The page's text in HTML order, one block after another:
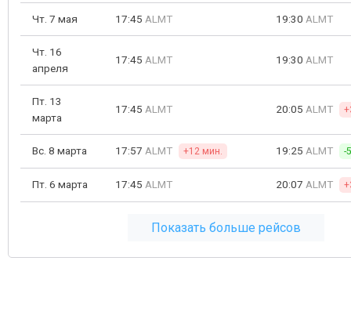
Чт. 7 мая 17:45 ALMT 19:30 ALMT
Чт. 16
апреля
17:45 ALMT 19:30 ALMT
Пт. 13
марта
17:45 ALMT 20:05 ALMT
Вс. 8 марта 17:57 ALMT +12 мин. 19:25 ALMT -
Пт. 6 марта 17:45 ALMT 20:07 ALMT
Показать больше рейсов